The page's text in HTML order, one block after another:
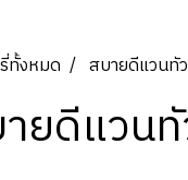
ทั้งหมด สบายดีแวนทั
ยดีแวน